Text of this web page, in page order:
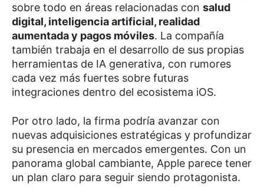
sobre todo en áreas relacionadas con salud
digital, inteligencia artificial, realidad
aumentada y pagos móviles. La compañía
también trabaja en el desarrollo de sus propias
herramientas de IA generativa, con rumores
cada vez más fuertes sobre futuras
integraciones dentro del ecosistema iOS.
Por otro lado, la firma podría avanzar con
nuevas adquisiciones estratégicas y profundizar
su presencia en mercados emergentes. Con un
panorama global cambiante, Apple parece tener
un plan claro para seguir siendo protagonista.